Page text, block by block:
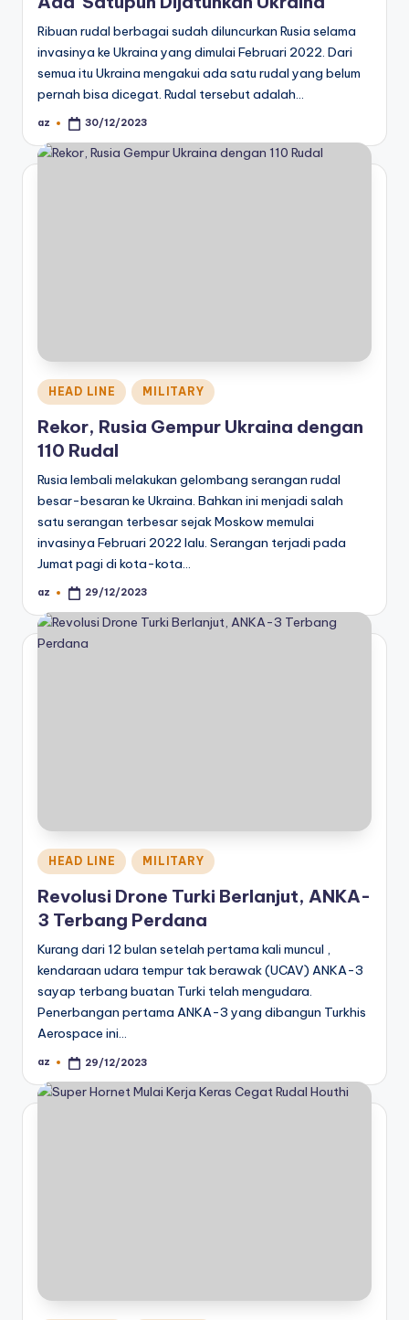
Ribuan rudal berbagai sudah diluncurkan Rusia selama
invasinya ke Ukraina yang dimulai Februari 2022. Dari
semua itu Ukraina mengakui ada satu rudal yang belum
pernah bisa dicegat. Rudal tersebut adalah…
Posted
az 30/12/2023
Posted
in
HEAD LINE MILITARY
Rekor, Rusia Gempur Ukraina dengan
110 Rudal
Rusia lembali melakukan gelombang serangan rudal
besar-besaran ke Ukraina. Bahkan ini menjadi salah
satu serangan terbesar sejak Moskow memulai
invasinya Februari 2022 lalu. Serangan terjadi pada
Jumat pagi di kota-kota…
Posted
az 29/12/2023
Posted
in
HEAD LINE MILITARY
Revolusi Drone Turki Berlanjut, ANKA-
3 Terbang Perdana
Kurang dari 12 bulan setelah pertama kali muncul ,
kendaraan udara tempur tak berawak (UCAV) ANKA-3
sayap terbang buatan Turki telah mengudara.
Penerbangan pertama ANKA-3 yang dibangun Turkhis
Aerospace ini…
Posted
az 29/12/2023